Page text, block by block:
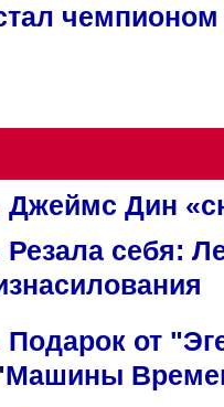
Джеймс Дин
Резала себя:
Подарок от